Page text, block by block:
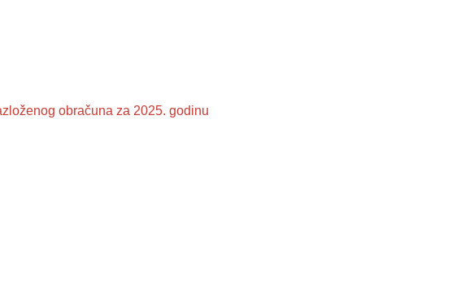
obračuna za 2025. godinu